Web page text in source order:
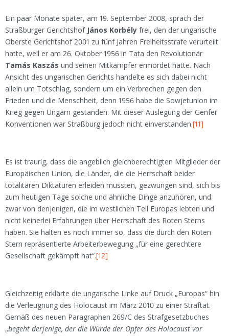
Ein paar Monate später, am 19. September 2008, sprach der
Straßburger Gerichtshof János Korbély frei, den der ungarische
Oberste Gerichtshof 2001 zu fünf Jahren Freiheitsstrafe verurteilt
hatte, weil er am 26. Oktober 1956 in Tata den Revolutionär
Tamás Kaszás und seinen Mitkämpfer ermordet hatte. Nach
Ansicht des ungarischen Gerichts handelte es sich dabei nicht
allein um Totschlag, sondern um ein Verbrechen gegen den
Frieden und die Menschheit, denn 1956 habe die Sowjetunion im
Krieg gegen Ungarn gestanden. Mit dieser Auslegung der Genfer
Konventionen war Straßburg jedoch nicht einverstanden.[11]
Es ist traurig, dass die angeblich gleichberechtigten Mitglieder der
Europäischen Union, die Länder, die die Herrschaft beider
totalitären Diktaturen erleiden mussten, gezwungen sind, sich bis
zum heutigen Tage solche und ähnliche Dinge anzuhören, und
zwar von denjenigen, die im westlichen Teil Europas lebten und
nicht keinerlei Erfahrungen über Herrschaft des Roten Sterns
haben. Sie halten es noch immer so, dass die durch den Roten
Stern repräsentierte Arbeiterbewegung „für eine gerechtere
Gesellschaft gekämpft hat“.[12]
Gleichzeitig erklärte die ungarische Linke auf Druck „Europas“ hin
die Verleugnung des Holocaust im März 2010 zu einer Straftat.
Gemäß des neuen Paragraphen 269/C des Strafgesetzbuches
„begeht derjenige, der die Würde der Opfer des Holocaust vor